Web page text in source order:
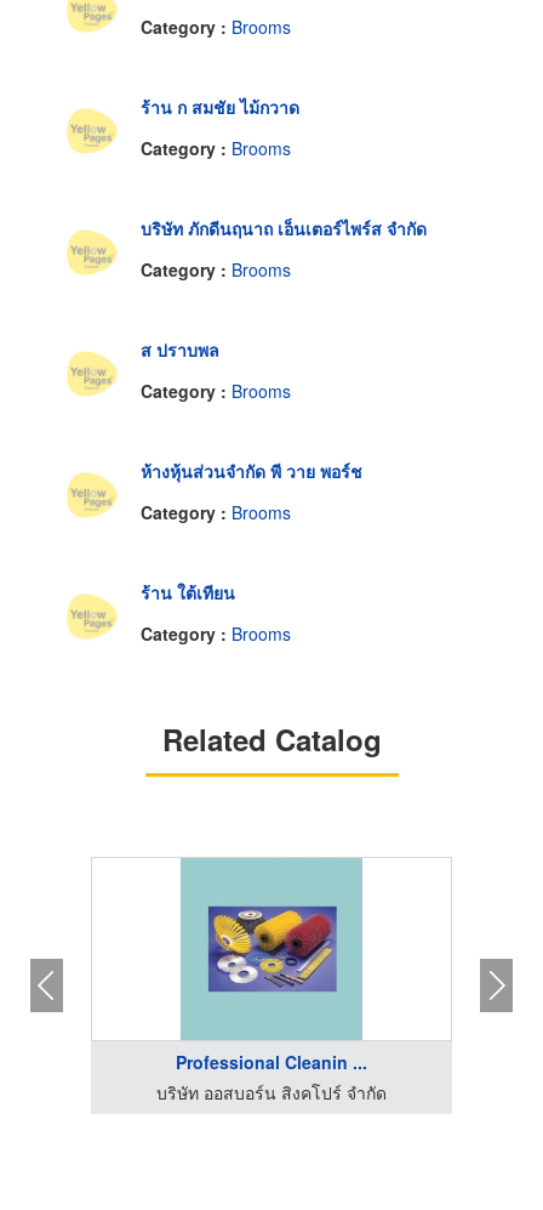
Category : Brooms
ร้าน ก สมชัย ไม้กวาด
Category : Brooms
บริษัท ภักดีนฤนาถ เอ็นเตอร์ไพร์ส จำกัด
Category : Brooms
ส ปราบพล
Category : Brooms
ห้างหุ้นส่วนจำกัด พี วาย พอร์ช
Category : Brooms
ร้าน ใต้เทียน
Category : Brooms
Related Catalog
Professional Cleanin ...
บริษัท ออสบอร์น สิงคโปร์ จำกัด